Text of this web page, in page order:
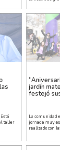
taller
jardín
festejó
La comunidad
jornada muy
realizado con